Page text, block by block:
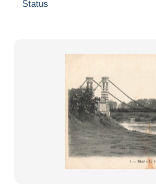
Status